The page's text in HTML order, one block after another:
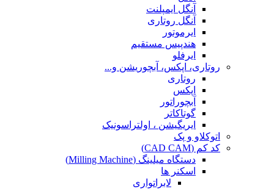
آنگل ایمپلنت
آنگل روتاری
ایرموتور
هندپیس مستقیم
ایرفلو
روتاری، اپکس، آبچوریشن و...
روتاری
اپکس
آبچوراتور
گوتاکاتر
ایریگیشن ، اولتراسونیک
اتوکلاو و پک
کد کم (CAD CAM)
دستگاه میلینگ (Milling Machine)
اسکنر ها
لابراتواری